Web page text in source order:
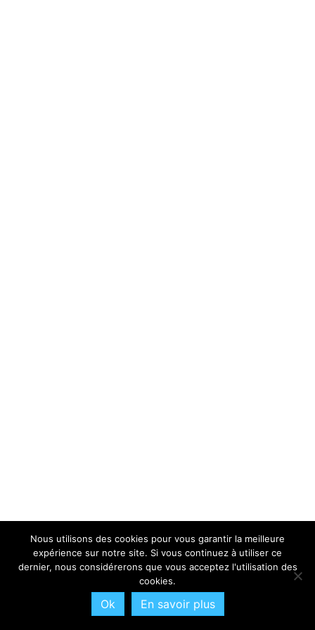
Nous utilisons des cookies pour vous garantir la meilleure
expérience sur notre site. Si vous continuez à utiliser ce
dernier, nous considérerons que vous acceptez l'utilisation des
cookies.
Ok En savoir plus